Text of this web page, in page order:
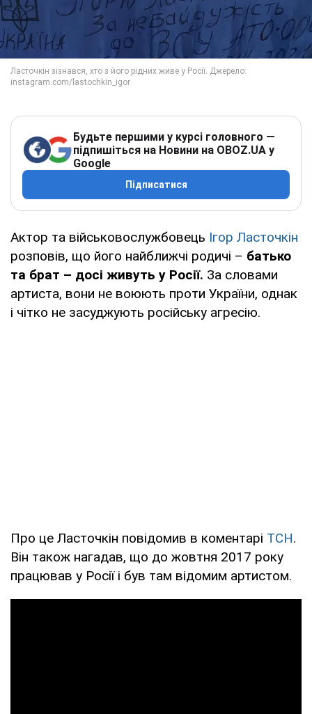
Будьте першими у курсі головного —
підпишіться на Новини на OBOZ.UA у
Google
Підписатися
Актор та військовослужбовець Ігор Ласточкін
розповів, що його найближчі родичі – батько
та брат – досі живуть у Росії. За словами
артиста, вони не воюють проти України, однак
і чітко не засуджують російську агресію.
Про це Ласточкін повідомив в коментарі ТСН.
Він також нагадав, що до жовтня 2017 року
працював у Росії і був там відомим артистом.